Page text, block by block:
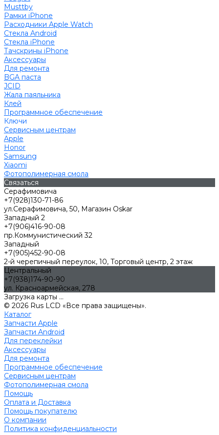
Musttby
Рамки iPhone
Расходники Apple Watch
Стекла Android
Стекла iPhone
Тачскрины iPhone
Аксессуары
Для ремонта
BGA паста
JCID
Жала паяльника
Клей
Программное обеспечение
Ключи
Сервисным центрам
Apple
Honor
Samsung
Xiaomi
Фотополимерная смола
Связаться
Серафимовича
+7(928)130-71-86
ул.Серафимовича, 50, Магазин Oskar
Западный 2
+7(906)416-90-08
пр.Коммунистический 32
Западный
+7(905)452-90-08
2-й черепичный переулок, 10, Торговый центр, 2 этаж
Центральный
+7(938)174-90-90
ул. Красноармейская, 278
Загрузка карты ...
© 2026 Rus LCD «Все права защищены».
Каталог
Запчасти Apple
Запчасти Android
Для переклейки
Аксессуары
Для ремонта
Программное обеспечение
Сервисным центрам
Фотополимерная смола
Помощь
Оплата и Доставка
Помощь покупателю
О компании
Политика конфиденциальности